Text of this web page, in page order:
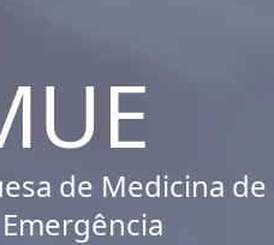
de Medicina de